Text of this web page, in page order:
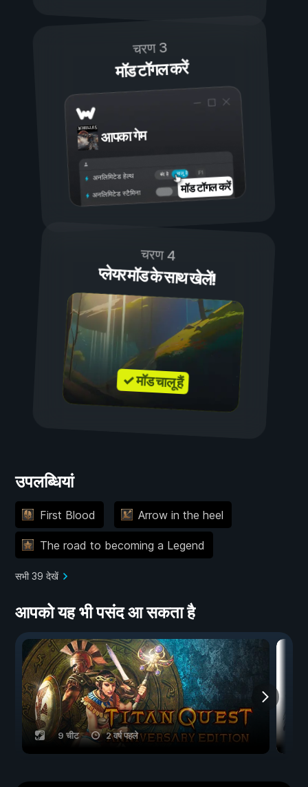
चरण 3
मॉड टॉगल करें
आपका गेम
चालू है
बंद है
अनलिमिटेड हेल्थ
अनलिमिटेड स्टैमिना मॉड टॉगल करें
चरण 4
प्लेयर मॉड के साथ खेलें!
✓ मॉड चालू हैं
उपलब्धियां
First Blood Arrow in the heel
The road to becoming a Legend
सभी 39 देखें
आपको यह भी पसंद आ सकता है
9 चीट 2 वर्ष पहले